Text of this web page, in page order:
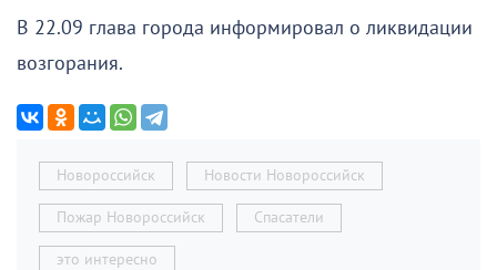
В 22.09 глава города информировал о ликвидации
возгорания.
Новороссийск Новости Новороссийск
Пожар Новороссийск Спасатели
это интересно